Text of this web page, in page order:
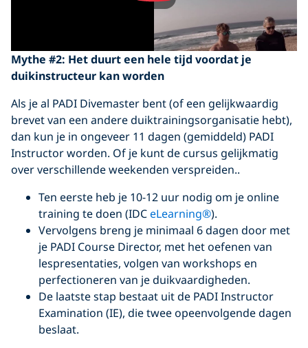
Mythe #2: Het duurt een hele tijd voordat je
duikinstructeur kan worden
Als je al PADI Divemaster bent (of een gelijkwaardig
brevet van een andere duiktrainingsorganisatie hebt),
dan kun je in ongeveer 11 dagen (gemiddeld) PADI
Instructor worden. Of je kunt de cursus gelijkmatig
over verschillende weekenden verspreiden..
Ten eerste heb je 10-12 uur nodig om je online
training te doen (IDCeLearning®).
Vervolgens breng je minimaal 6 dagen door met
je PADI Course Director, met het oefenen van
lespresentaties, volgen van workshops en
perfectioneren van je duikvaardigheden.
De laatste stap bestaat uit de PADI Instructor
Examination (IE), die twee opeenvolgende dagen
beslaat.